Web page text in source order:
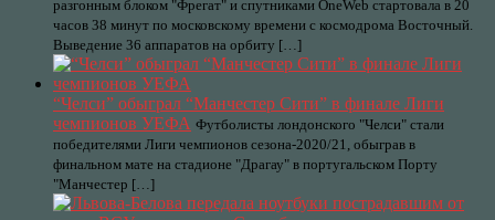
разгонным блоком "Фрегат" и спутниками OneWeb стартовала в 20
часов 38 минут по московскому времени с космодрома Восточный.
Выведение 36 аппаратов на орбиту […]
“Челси” обыграл “Манчестер Сити” в финале Лиги
чемпионов УЕФА Футболисты лондонского "Челси" стали
победителями Лиги чемпионов сезона-2020/21, обыграв в
финальном мате на стадионе "Драгау" в португальском Порту
"Манчестер […]